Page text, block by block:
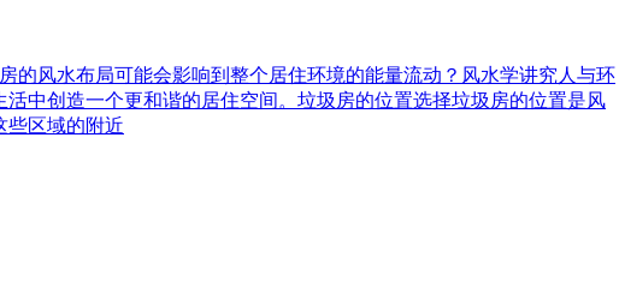
的风水布局可能会影响到整个居住环境的能量流动？风水学讲究人与环
中创造一个更和谐的居住空间。垃圾房的位置选择垃圾房的位置是风
些区域的附近